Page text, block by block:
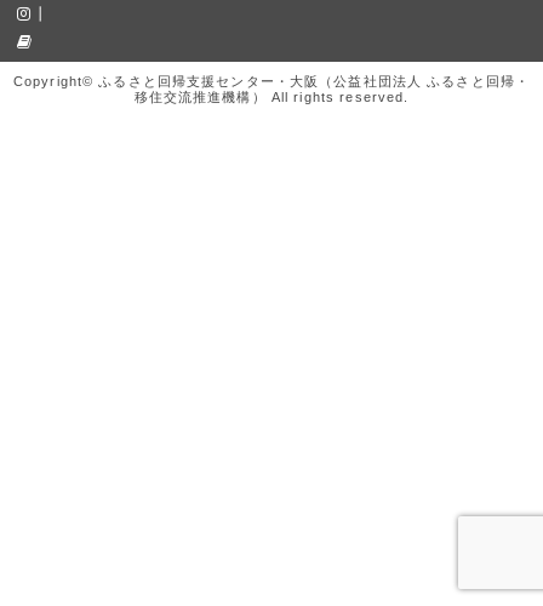
Copyright© ふるさと回帰支援センター・大阪（公益社団法人 ふるさと回帰・
移住交流推進機構） All rights reserved.